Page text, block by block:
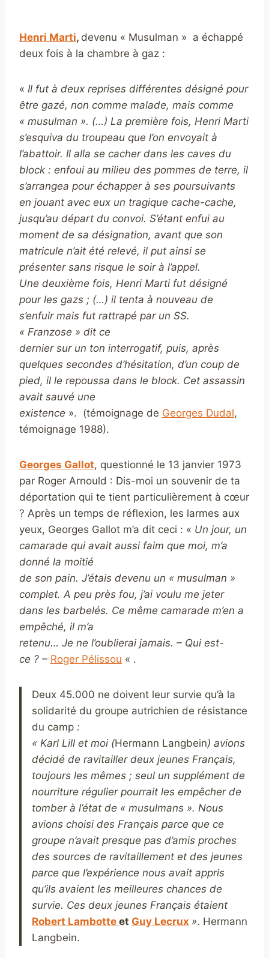
Henri Marti, devenu « Musulman » a échappé
deux fois à la chambre à gaz :
« Il fut à deux reprises différentes désigné pour
être gazé, non comme malade, mais comme
« musulman ». (…) La première fois, Henri Marti
s’esquiva du troupeau que l’on envoyait à
l’abattoir. Il alla se cacher dans les caves du
block : enfoui au milieu des pommes de terre, il
s’arrangea pour échapper à ses poursuivants
en jouant avec eux un tragique cache-cache,
jusqu’au départ du convoi. S’étant enfui au
moment de sa désignation, avant que son
matricule n’ait été relevé, il put ainsi se
présenter sans risque le soir à l’appel.
Une deuxième fois, Henri Marti fut désigné
pour les gazs ; (…) il tenta à nouveau de
s’enfuir mais fut rattrapé par un SS.
« Franzose » dit ce
dernier sur un ton interrogatif, puis, après
quelques secondes d’hésitation, d’un coup de
pied, il le repoussa dans le block. Cet assassin
avait sauvé une
existence ». (témoignage de Georges Dudal,
témoignage 1988).
Georges Gallot, questionné le 13 janvier 1973
par Roger Arnould : Dis-moi un souvenir de ta
déportation qui te tient particulièrement à cœur
? Après un temps de réflexion, les larmes aux
yeux, Georges Gallot m’a dit ceci : « Un jour, un
camarade qui avait aussi faim que moi, m’a
donné la moitié
de son pain. J’étais devenu un « musulman »
complet. A peu près fou, j’ai voulu me jeter
dans les barbelés. Ce même camarade m’en a
empêché, il m’a
retenu… Je ne l’oublierai jamais. – Qui est-
ce ? – Roger Pélissou « .
Deux 45.000 ne doivent leur survie qu’à la
solidarité du groupe autrichien de résistance
du camp :
« Karl Lill et moi (Hermann Langbein) avions
décidé de ravitailler deux jeunes Français,
toujours les mêmes ; seul un supplément de
nourriture régulier pourrait les empêcher de
tomber à l’état de « musulmans ». Nous
avions choisi des Français parce que ce
groupe n’avait presque pas d’amis proches
des sources de ravitaillement et des jeunes
parce que l’expérience nous avait appris
qu’ils avaient les meilleures chances de
survie. Ces deux jeunes Français étaient
Robert Lambotte et Guy Lecrux ». Hermann
Langbein.